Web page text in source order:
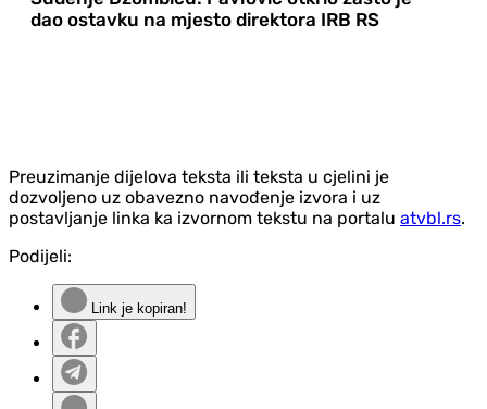
dao ostavku na mjesto direktora IRB RS
Preuzimanje dijelova teksta ili teksta u cjelini je
dozvoljeno uz obavezno navođenje izvora i uz
postavljanje linka ka izvornom tekstu na portalu atvbl.rs.
Podijeli:
Link je kopiran!